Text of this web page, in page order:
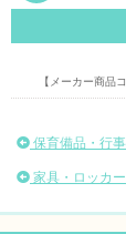
【メーカー商品
保育備品・行
家具・ロッカ